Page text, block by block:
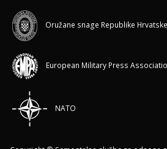
Oružane snage Republike Hrvatske
European Military Press
NATO